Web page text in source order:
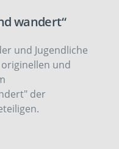
wandert“
und Jugendliche
und
der